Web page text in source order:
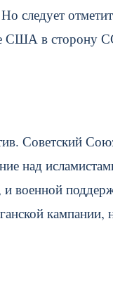
следует
США в сторону
Советский
над
и военной
кампании,